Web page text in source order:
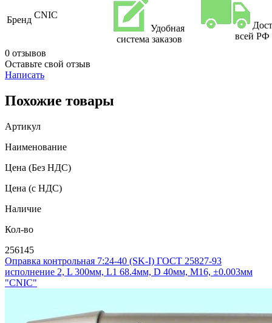
Бренд CNIC
0 отзывов
Оставьте свой отзыв
Написать
Удобная
система заказов
всей РФ
Похожие товары
Артикул
Наименование
Цена (Без НДС)
Цена (с НДС)
Наличие
Кол-во
256145
Оправка контрольная 7:24-40 (SK-I) ГОСТ 25827-93
исполнение 2, L 300мм, L1 68.4мм, D 40мм, М16, ±0.003мм
"CNIC"